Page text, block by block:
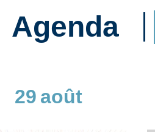
Agenda
29 août